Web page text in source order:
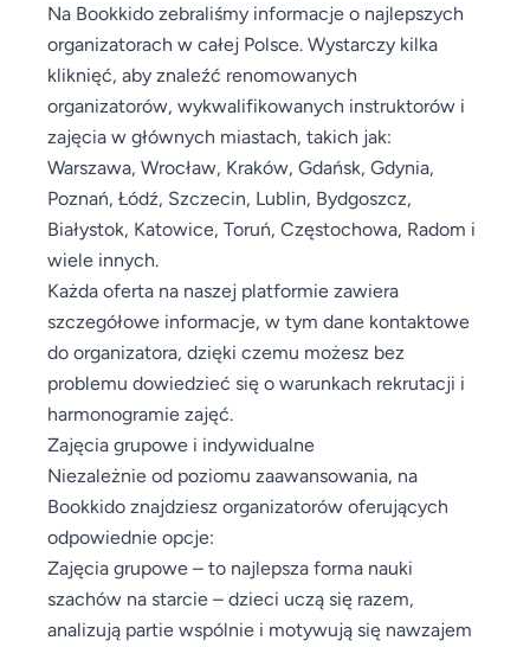
Na Bookkido zebraliśmy informacje o najlepszych
organizatorach w całej Polsce. Wystarczy kilka
kliknięć, aby znaleźć renomowanych
organizatorów, wykwalifikowanych instruktorów i
zajęcia w głównych miastach, takich jak:
Warszawa, Wrocław, Kraków, Gdańsk, Gdynia,
Poznań, Łódź, Szczecin, Lublin, Bydgoszcz,
Białystok, Katowice, Toruń, Częstochowa, Radom i
wiele innych.
Każda oferta na naszej platformie zawiera
szczegółowe informacje, w tym dane kontaktowe
do organizatora, dzięki czemu możesz bez
problemu dowiedzieć się o warunkach rekrutacji i
harmonogramie zajęć.
Zajęcia grupowe i indywidualne
Niezależnie od poziomu zaawansowania, na
Bookkido znajdziesz organizatorów oferujących
odpowiednie opcje:
Zajęcia grupowe – to najlepsza forma nauki
szachów na starcie – dzieci uczą się razem,
analizują partie wspólnie i motywują się nawzajem